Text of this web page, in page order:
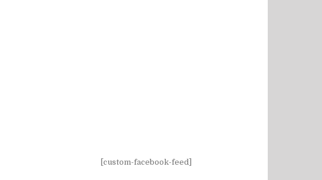
[custom-facebook-feed]